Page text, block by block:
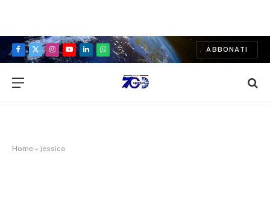
Facebook
X
Instagram
YouTubeLinkedInWhatsApp
ABBONATI
Home » jessica